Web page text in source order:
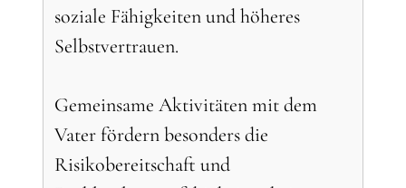
soziale Fähigkeiten und höheres
Selbstvertrauen.
Gemeinsame Aktivitäten mit dem
Vater fördern besonders die
Risikobereitschaft und